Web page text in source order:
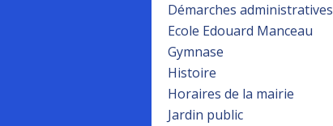
Démarches administratives
Ecole Edouard Manceau
Gymnase
Histoire
Horaires de la mairie
Jardin public